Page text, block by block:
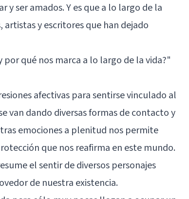
y ser amados. Y es que a lo largo de la
y escritores que han dejado
por qué nos marca a lo largo de la vida?"
afectivas para sentirse vinculado al
van dando diversas formas de contacto y
emociones a plenitud nos permite
que nos reafirma en este mundo.
el sentir de diversos personajes
de nuestra existencia.